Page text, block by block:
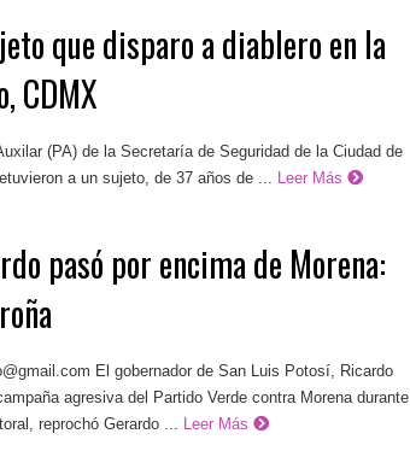
que disparo a diablero en la
CDMX
(PA) de la Secretaría de Seguridad de la Ciudad de
a un sujeto, de 37 años de ... Leer Más
pasó por encima de Morena:
El gobernador de San Luis Potosí, Ricardo
agresiva del Partido Verde contra Morena durante
reprochó Gerardo ...
Leer Más